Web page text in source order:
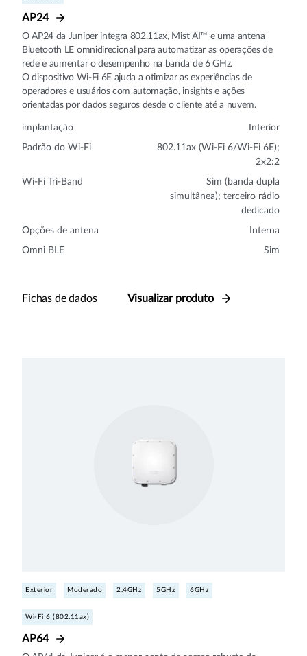
AP24
O AP24 da Juniper integra 802.11ax, Mist AI™ e uma antena
Bluetooth LE omnidirecional para automatizar as operações de
rede e aumentar o desempenho na banda de 6 GHz.
O dispositivo Wi-Fi 6E ajuda a otimizar as experiências de
operadores e usuários com automação, insights e ações
orientadas por dados seguros desde o cliente até a nuvem.
implantação Interior
Padrão do Wi-Fi
802.11ax (Wi-Fi 6/Wi-Fi 6E);
2x2:2
Wi-Fi Tri-Band
Sim (banda dupla
simultânea); terceiro rádio
dedicado
Opções de antena Interna
Omni BLE Sim
Fichas de dados Visualizar produto
Exterior Moderado 2.4GHz 5GHz 6GHz
Wi-Fi 6 (802.11ax)
AP64